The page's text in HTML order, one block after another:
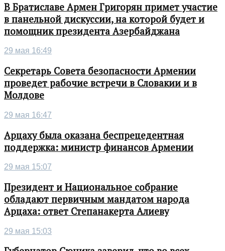
В Братиславе Армен Григорян примет участие
в панельной дискуссии, на которой будет и
помощник президента Азербайджана
29 мая 16:49
Секретарь Совета безопасности Армении
проведет рабочие встречи в Словакии и в
Молдове
29 мая 16:47
Арцаху была оказана беспрецедентная
поддержка: министр финансов Армении
29 мая 15:07
Президент и Национальное собрание
обладают первичным мандатом народа
Арцаха: ответ Степанакерта Алиеву
29 мая 15:03